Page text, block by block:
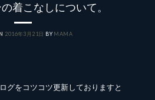
着こなしについて。
2016年3月21日 BY MAMA
グをコツコツ更新しておりますと